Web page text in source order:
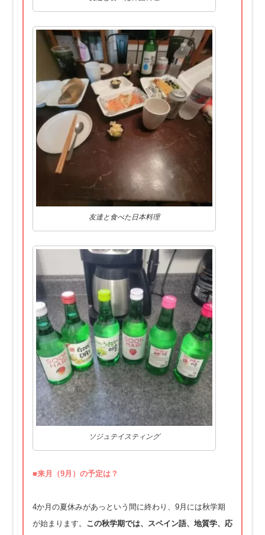
友達と食べた日本料理
ソジュテイスティング
■来 月 （9 月 ）の予定は？
4か月の夏休みがあっという間に終わり、9月には秋学期
が始まります。 この秋学期では、スペイン語、地質学、応